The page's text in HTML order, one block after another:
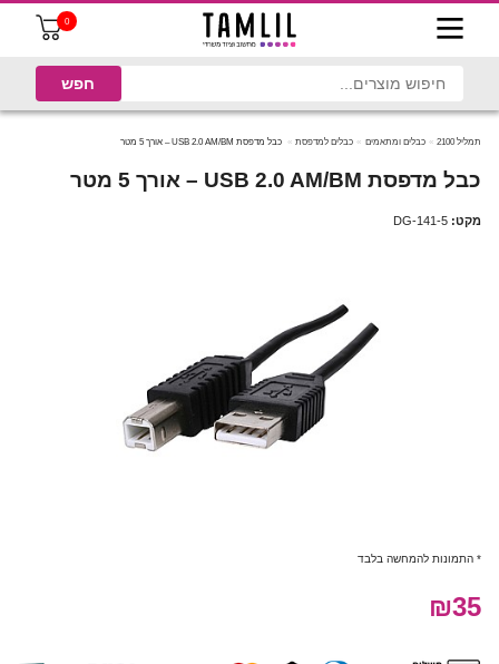
0
תמליל 2100 כבלים ומתאמים כבלים למדפסת כבל מדפסת USB 2.0 AM/BM – אורך 5 מטר
כבל מדפסת USB 2.0 AM/BM – אורך 5 מטר
מקט: DG-141-5
* התמונות להמחשה בלבד
₪35